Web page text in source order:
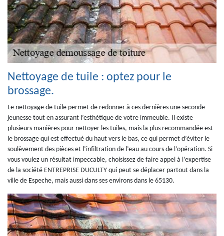
Nettoyage de tuile : optez pour le
brossage.
Le nettoyage de tuile permet de redonner à ces dernières une seconde
jeunesse tout en assurant l’esthétique de votre immeuble. Il existe
plusieurs manières pour nettoyer les tuiles, mais la plus recommandée est
le brossage qui est effectué du haut vers le bas, ce qui permet d’éviter le
soulèvement des pièces et l’infiltration de l’eau au cours de l’opération. Si
vous voulez un résultat impeccable, choisissez de faire appel à l’expertise
de la société ENTREPRISE DUCULTY qui peut se déplacer partout dans la
ville de Espeche, mais aussi dans ses environs dans le 65130.